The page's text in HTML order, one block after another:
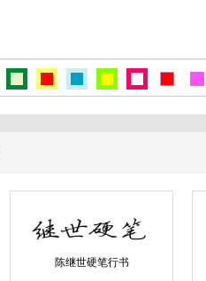
陈继世硬笔行书